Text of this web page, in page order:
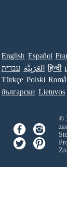
English Español
עברית العَرَبِيَّة हिन्दी
Türkçe Polski
български Lietuvos
©